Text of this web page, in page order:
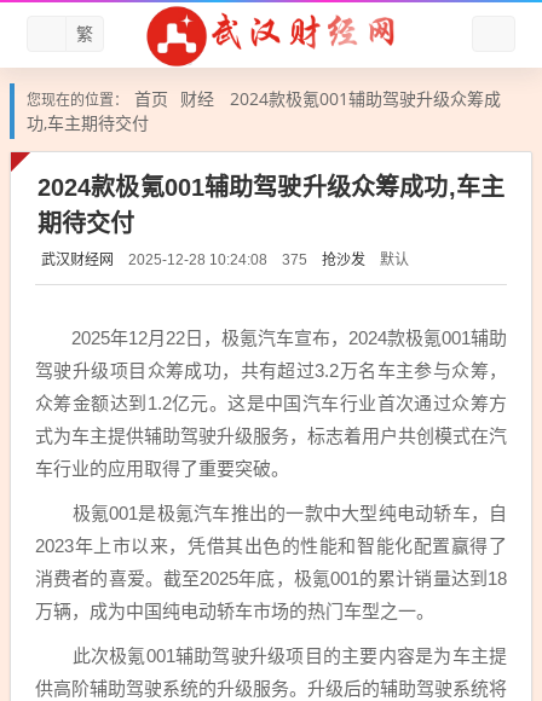
繁
您现在的位置： 首页 财经
2024款极氪001辅助驾驶升级众筹成
功,车主期待交付
2024款极氪001辅助驾驶升级众筹成功,车主
期待交付
武汉财经网 2025-12-28 10:24:08 375 抢沙发 默认
2025年12月22日，极氪汽车宣布，2024款极氪001辅助
驾驶升级项目众筹成功，共有超过3.2万名车主参与众筹，
众筹金额达到1.2亿元。这是中国汽车行业首次通过众筹方
式为车主提供辅助驾驶升级服务，标志着用户共创模式在汽
车行业的应用取得了重要突破。
极氪001是极氪汽车推出的一款中大型纯电动轿车，自
2023年上市以来，凭借其出色的性能和智能化配置赢得了
消费者的喜爱。截至2025年底，极氪001的累计销量达到18
万辆，成为中国纯电动轿车市场的热门车型之一。
此次极氪001辅助驾驶升级项目的主要内容是为车主提
供高阶辅助驾驶系统的升级服务。升级后的辅助驾驶系统将